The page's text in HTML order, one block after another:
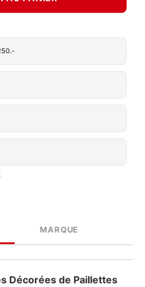
MARQUE
Décorées de Paillettes